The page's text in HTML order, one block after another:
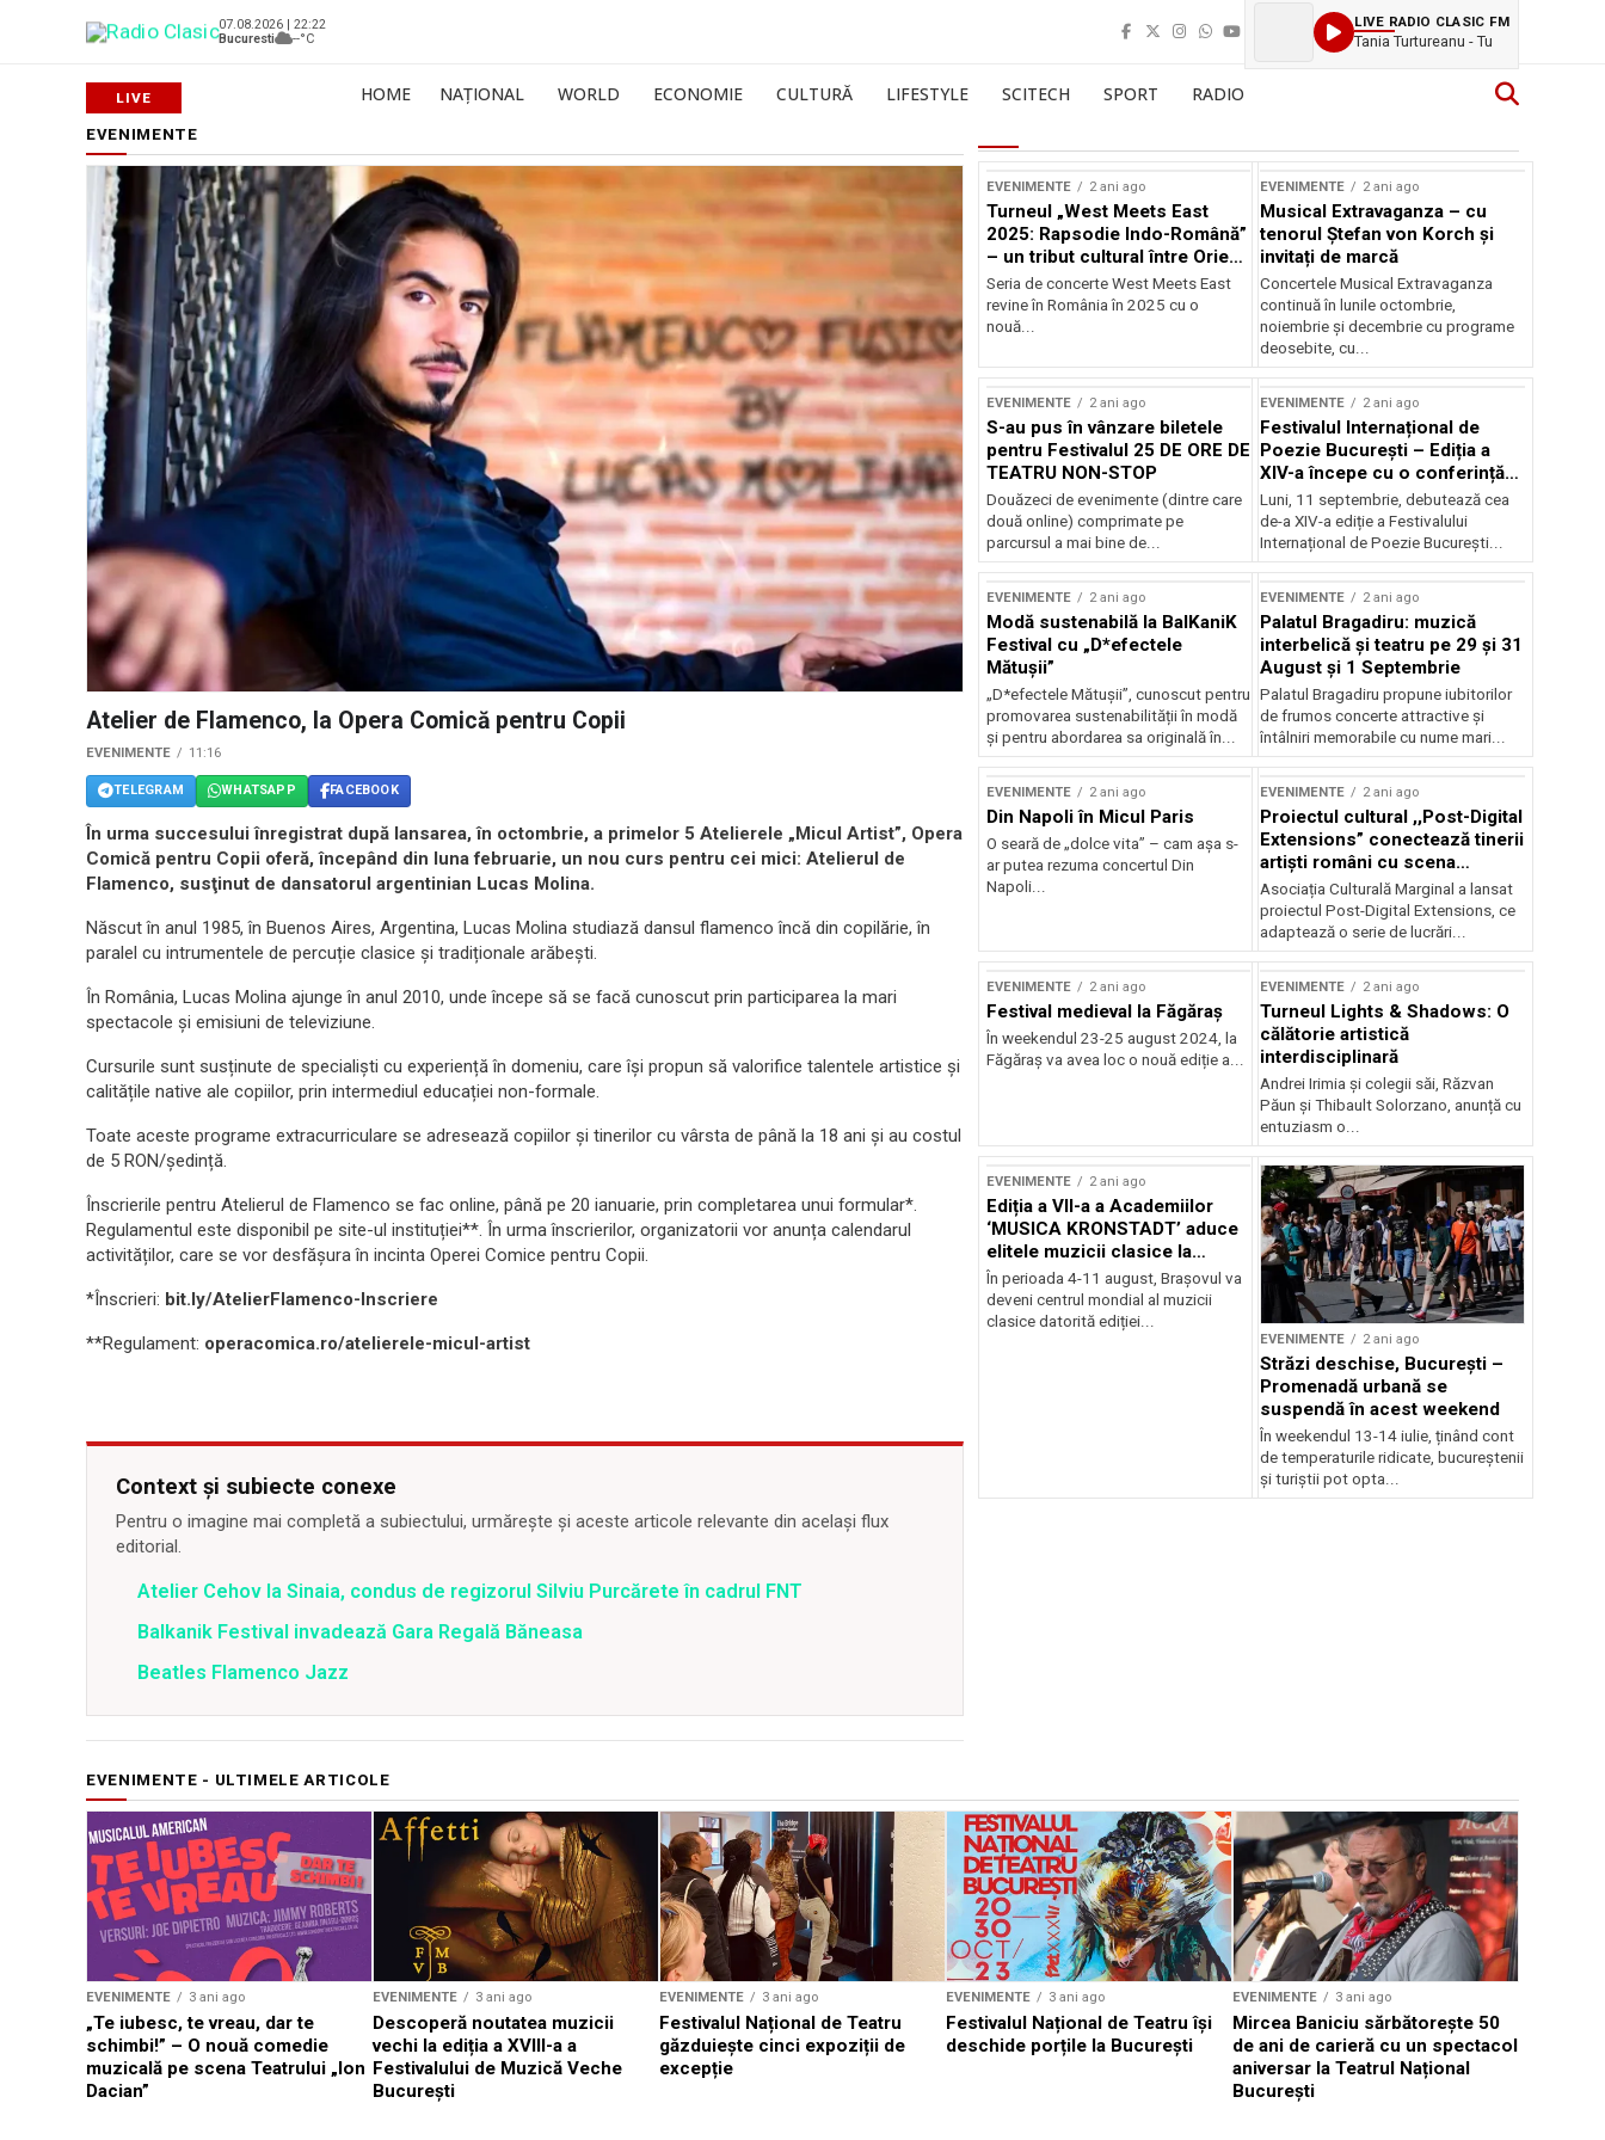
07.08.2026 | 22:22
Bucuresti
--°C
LIVE RADIO CLASIC FM
Tania Turtureanu - Tu
HOME NAȚIONAL WORLD ECONOMIE CULTURĂ LIFESTYLE SCITECH SPORT RADIO
EVENIMENTE
Atelier de Flamenco, la Opera Comică pentru Copii
EVENIMENTE 11:16
TELEGRAM WHATSAPP FACEBOOK
În urma succesului înregistrat după lansarea, în octombrie, a primelor 5 Atelierele „Micul Artist”, Opera
Comică pentru Copii oferă, începând din luna februarie, un nou curs pentru cei mici: Atelierul de
Flamenco, susţinut de dansatorul argentinian Lucas Molina.
Născut în anul 1985, în Buenos Aires, Argentina, Lucas Molina studiază dansul flamenco încă din copilărie, în
paralel cu intrumentele de percuție clasice și tradiționale arăbești.
În România, Lucas Molina ajunge în anul 2010, unde începe să se facă cunoscut prin participarea la mari
spectacole și emisiuni de televiziune.
Cursurile sunt susținute de specialiști cu experiență în domeniu, care își propun să valorifice talentele artistice și
calitățile native ale copiilor, prin intermediul educației non-formale.
Toate aceste programe extracurriculare se adresează copiilor și tinerilor cu vârsta de până la 18 ani și au costul
de 5 RON/ședință.
Înscrierile pentru Atelierul de Flamenco se fac online, până pe 20 ianuarie, prin completarea unui formular*.
Regulamentul este disponibil pe site-ul instituției**. În urma înscrierilor, organizatorii vor anunța calendarul
activităților, care se vor desfășura în incinta Operei Comice pentru Copii.
*Înscrieri: bit.ly/AtelierFlamenco-Inscriere
**Regulament: operacomica.ro/atelierele-micul-artist
Context și subiecte conexe
Pentru o imagine mai completă a subiectului, urmărește și aceste articole relevante din același flux
editorial.
Atelier Cehov la Sinaia, condus de regizorul Silviu Purcărete în cadrul FNT
Balkanik Festival invadează Gara Regală Băneasa
Beatles Flamenco Jazz
EVENIMENTE 2 ani ago
Turneul „West Meets East
2025: Rapsodie Indo-Română”
– un tribut cultural între Orient
și Occident
Seria de concerte West Meets East
revine în România în 2025 cu o
nouă...
EVENIMENTE 2 ani ago
Musical Extravaganza – cu
tenorul Ștefan von Korch și
invitați de marcă
Concertele Musical Extravaganza
continuă în lunile octombrie,
noiembrie şi decembrie cu programe
deosebite, cu...
EVENIMENTE 2 ani ago
S-au pus în vânzare biletele
pentru Festivalul 25 DE ORE DE
TEATRU NON-STOP
Douăzeci de evenimente (dintre care
două online) comprimate pe
parcursul a mai bine de...
EVENIMENTE 2 ani ago
Festivalul Internațional de
Poezie București – Ediția a
XIV-a începe cu o conferință
despre limba română
susținută de Marco Lucchesi
Luni, 11 septembrie, debutează cea
de-a XIV-a ediție a Festivalului
Internațional de Poezie București...
EVENIMENTE 2 ani ago
Modă sustenabilă la BalKaniK
Festival cu „D*efectele
Mătușii”
„D*efectele Mătușii”, cunoscut pentru
promovarea sustenabilității în modă
și pentru abordarea sa originală în...
EVENIMENTE 2 ani ago
Palatul Bragadiru: muzică
interbelică şi teatru pe 29 şi 31
August şi 1 Septembrie
Palatul Bragadiru propune iubitorilor
de frumos concerte attractive şi
întâlniri memorabile cu nume mari...
EVENIMENTE 2 ani ago
Din Napoli în Micul Paris
O seară de „dolce vita” – cam așa s-
ar putea rezuma concertul Din
Napoli...
EVENIMENTE 2 ani ago
Proiectul cultural ,,Post-Digital
Extensions” conectează tinerii
artiști români cu scena
internațională
Asociația Culturală Marginal a lansat
proiectul Post-Digital Extensions, ce
adaptează o serie de lucrări...
EVENIMENTE 2 ani ago
Festival medieval la Făgăraș
În weekendul 23-25 august 2024, la
Făgăraș va avea loc o nouă ediție a...
EVENIMENTE 2 ani ago
Turneul Lights & Shadows: O
călătorie artistică
interdisciplinară
Andrei Irimia și colegii săi, Răzvan
Păun și Thibault Solorzano, anunță cu
entuziasm o...
EVENIMENTE 2 ani ago
Ediția a VII-a a Academiilor
‘MUSICA KRONSTADT’ aduce
elitele muzicii clasice la
Brașov
În perioada 4-11 august, Brașovul va
deveni centrul mondial al muzicii
clasice datorită ediției...
EVENIMENTE 2 ani ago
Străzi deschise, București –
Promenadă urbană se
suspendă în acest weekend
În weekendul 13-14 iulie, ținând cont
de temperaturile ridicate, bucureștenii
și turiștii pot opta...
EVENIMENTE - ULTIMELE ARTICOLE
EVENIMENTE 3 ani ago
„Te iubesc, te vreau, dar te
schimbi!” – O nouă comedie
muzicală pe scena Teatrului „Ion
Dacian”
EVENIMENTE 3 ani ago
Descoperă noutatea muzicii
vechi la ediția a XVIII-a a
Festivalului de Muzică Veche
București
EVENIMENTE 3 ani ago
Festivalul Național de Teatru
găzduiește cinci expoziții de
excepție
EVENIMENTE 3 ani ago
Festivalul Național de Teatru își
deschide porțile la București
EVENIMENTE 3 ani ago
Mircea Baniciu sărbătorește 50
de ani de carieră cu un spectacol
aniversar la Teatrul Național
București